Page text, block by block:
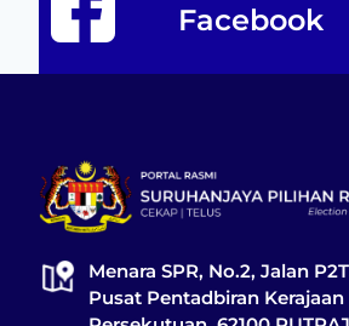
Facebook
Menara SPR, No.2, Jalan
Pusat Pentadbiran Kerajaan